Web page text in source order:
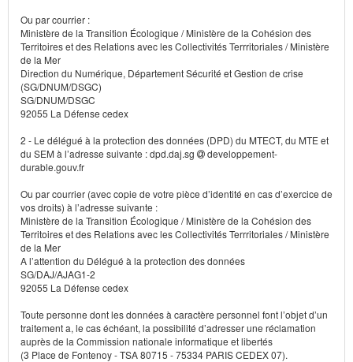
Ou par courrier :
Ministère de la Transition Écologique / Ministère de la Cohésion des
Territoires et des Relations avec les Collectivités Terrritoriales / Ministère
de la Mer
Direction du Numérique, Département Sécurité et Gestion de crise
(SG/DNUM/DSGC)
SG/DNUM/DSGC
92055 La Défense cedex
2 - Le délégué à la protection des données (DPD) du MTECT, du MTE et
du SEM à l’adresse suivante : dpd.daj.sg
developpement-
durable.gouv.fr
Ou par courrier (avec copie de votre pièce d’identité en cas d’exercice de
vos droits) à l’adresse suivante :
Ministère de la Transition Écologique / Ministère de la Cohésion des
Territoires et des Relations avec les Collectivités Terrritoriales / Ministère
de la Mer
A l’attention du Délégué à la protection des données
SG/DAJ/AJAG1-2
92055 La Défense cedex
Toute personne dont les données à caractère personnel font l’objet d’un
traitement a, le cas échéant, la possibilité d’adresser une réclamation
auprès de la Commission nationale informatique et libertés
(3 Place de Fontenoy - TSA 80715 - 75334 PARIS CEDEX 07).